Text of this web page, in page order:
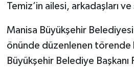
Temiz’in ailesi, arkadaşları
Manisa Büyükşehir
önünde düzenlenen törende
Büyükşehir Belediye